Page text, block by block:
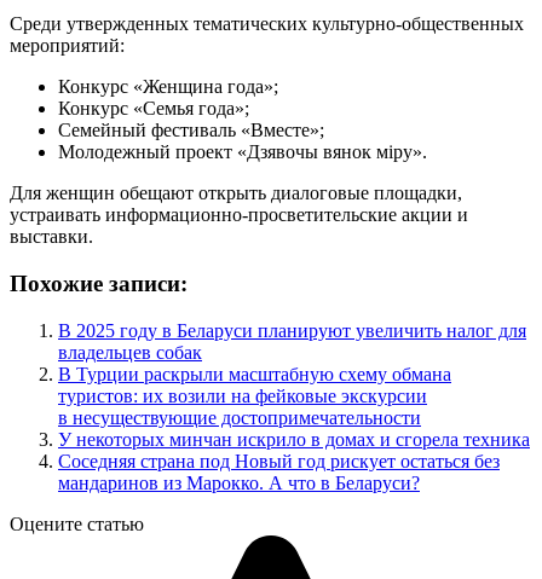
Среди утвержденных тематических культурно-общественных
мероприятий:
Конкурс «Женщина года»;
Конкурс «Семья года»;
Семейный фестиваль «Вместе»;
Молодежный проект «Дзявочы вянок мiру».
Для женщин обещают открыть диалоговые площадки,
устраивать информационно-просветительские акции и
выставки.
Похожие записи:
В 2025 году в Беларуси планируют увеличить налог для
владельцев собак
В Турции раскрыли масштабную схему обмана
туристов: их возили на фейковые экскурсии
в несуществующие достопримечательности
У некоторых минчан искрило в домах и сгорела техника
Соседняя страна под Новый год рискует остаться без
мандаринов из Марокко. А что в Беларуси?
Оцените статью